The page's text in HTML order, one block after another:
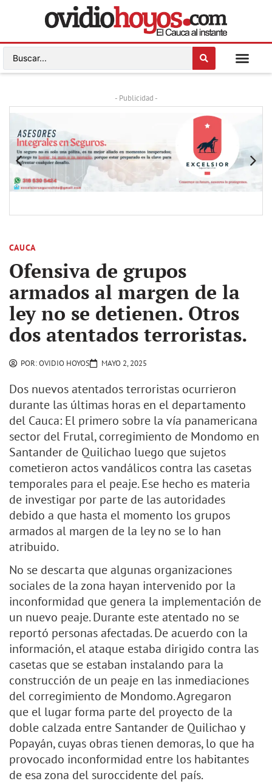
- Publicidad -
CAUCA
Ofensiva de grupos
armados al margen de la
ley no se detienen. Otros
dos atentados terroristas.
POR:OVIDIO HOYOS MAYO 2, 2025
Dos nuevos atentados terroristas ocurrieron
durante las últimas horas en el departamento
del Cauca: El primero sobre la vía panamericana
sector del Frutal, corregimiento de Mondomo en
Santander de Quilichao luego que sujetos
cometieron actos vandálicos contra las casetas
temporales para el peaje. Ese hecho es materia
de investigar por parte de las autoridades
debido a que hasta el momento los grupos
armados al margen de la ley no se lo han
atribuido.
No se descarta que algunas organizaciones
sociales de la zona hayan intervenido por la
inconformidad que genera la implementación de
un nuevo peaje. Durante este atentado no se
reportó personas afectadas. De acuerdo con la
información, el ataque estaba dirigido contra las
casetas que se estaban instalando para la
construcción de un peaje en las inmediaciones
del corregimiento de Mondomo. Agregaron
que el lugar forma parte del proyecto de la
doble calzada entre Santander de Quilichao y
Popayán, cuyas obras tienen demoras, lo que ha
provocado inconformidad entre los habitantes
de esa zona del suroccidente del país.